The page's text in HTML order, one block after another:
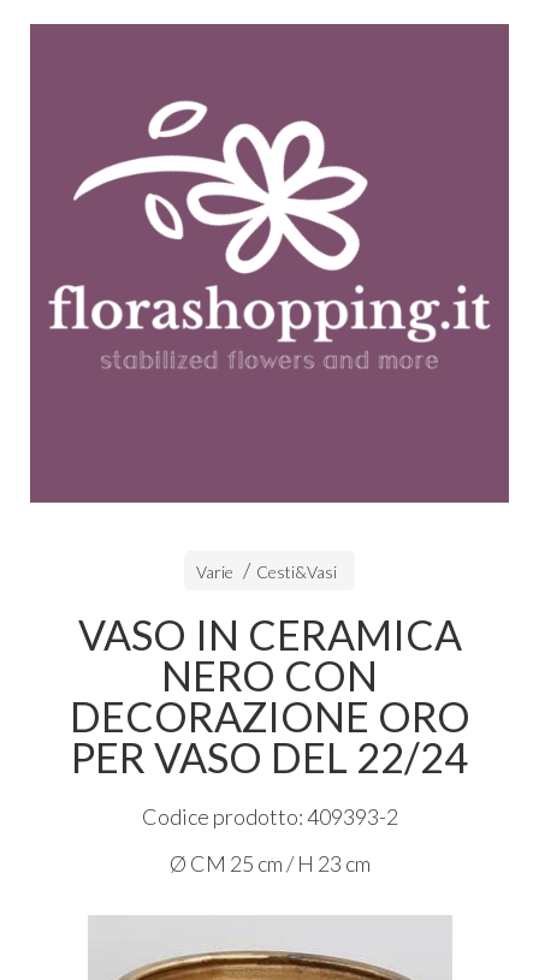
Varie Cesti&Vasi
VASO IN CERAMICA
NERO CON
DECORAZIONE ORO
PER VASO DEL 22/24
Codice prodotto: 409393-2
Ø CM 25 cm / H 23 cm